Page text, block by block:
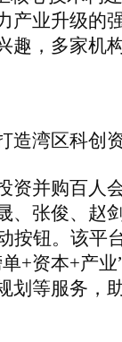
产业升级的
趣，多家机
造湾区科创
资并购百人
、张俊、赵
按钮。该平
+资本+产
划等服务